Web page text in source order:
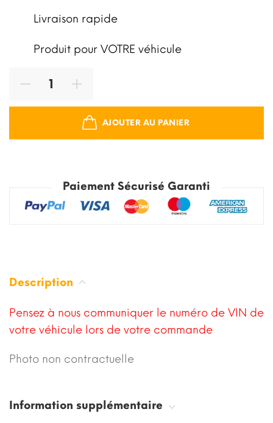
Livraison rapide
Produit pour VOTRE véhicule
AJOUTER AU PANIER
Paiement Sécurisé Garanti
Description
Pensez à nous communiquer le numéro de VIN de
votre véhicule lors de votre commande
Photo non contractuelle
Information supplémentaire